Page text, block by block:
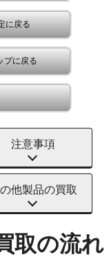
に戻る
プに戻る
注意事項
他製品の買取
取の流れ